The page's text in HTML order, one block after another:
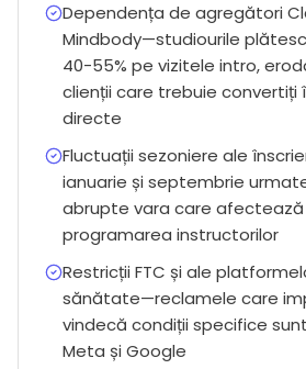
Dependența de agregători
Mindbody—studiourile
40-55% pe vizitele intro,
clienții care trebuie
directe
Fluctuații sezoniere ale
ianuarie și septembrie
abrupte vara care afectează
programarea instructorilor
Restricții FTC și ale
sănătate—reclamele care
vindecă condiții specifice
Meta și Google